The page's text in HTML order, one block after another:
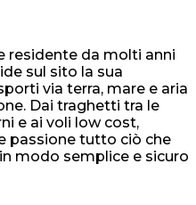
residente da molti anni
sul sito la sua
via terra, mare e aria
Dai traghetti tra le
e ai voli low cost,
passione tutto ciò che
modo semplice e sicuro